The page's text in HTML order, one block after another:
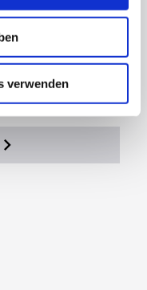
verwenden
in
to-date.